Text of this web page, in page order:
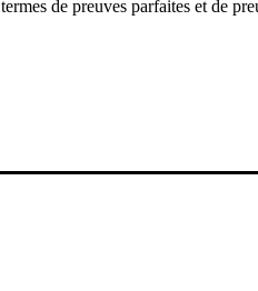
de preuves parfaites et de